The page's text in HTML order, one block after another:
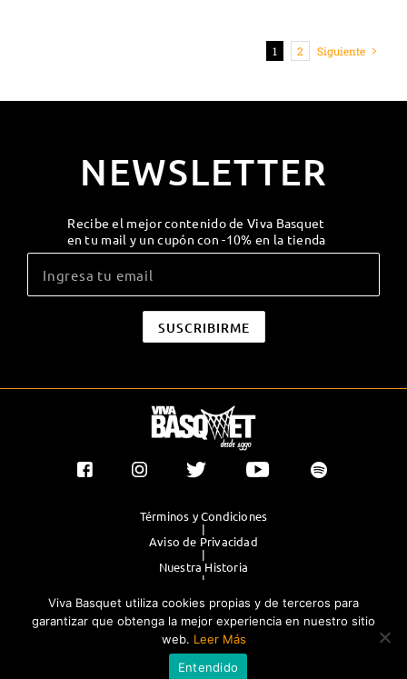
1 2 Siguiente
NEWSLETTER
Recibe el mejor contenido de Viva Basquet
en tu mail y un cupón con -10% en la tienda
Términos y Condiciones
|
Aviso de Privacidad
|
Nuestra Historia
|
|
Publicidad
®TODOS LOS DERECHOS RESERVADOS 2023. GRUPO OLIMPIA
EDITORES.
Viva Basquet utiliza cookies propias y de terceros para
garantizar que obtenga la mejor experiencia en nuestro sitio
web. Leer Más
Entendido